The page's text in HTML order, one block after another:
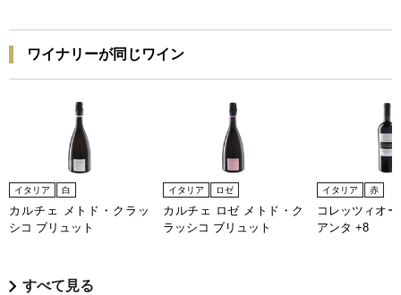
ワイナリーが同じワイン
イタリア 白
カルチェ メトド・クラッ
シコ ブリュット
イタリア ロゼ
カルチェ ロゼ メトド・ク
ラッシコ ブリュット
イタリア 赤
コレッツィオ
アンタ +8
すべて見る